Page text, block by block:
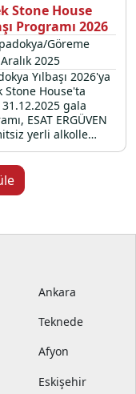
Stone House
Programı 2026
Göreme
2025
Yılbaşı 2026'ya
Stone House'ta
gala
ESAT ERGÜVEN
yerli alkolle
bir yılbaşı
Ankara
Teknede
Afyon
Eskişehir